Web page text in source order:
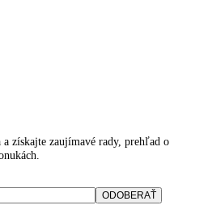
your selection.